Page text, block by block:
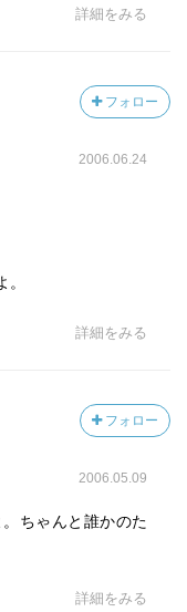
詳細をみる
フォロー
2006.06.24
詳細をみる
フォロー
2006.05.09
ちゃんと誰かのた
詳細をみる